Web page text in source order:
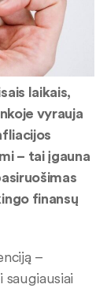
laikais,
vyrauja
– tai įgauna
finansų
–
saugiausiai